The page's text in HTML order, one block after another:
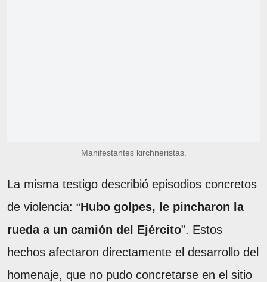
Manifestantes kirchneristas.
La misma testigo describió episodios concretos
de violencia: “Hubo golpes, le pincharon la
rueda a un camión del Ejército”. Estos
hechos afectaron directamente el desarrollo del
homenaje, que no pudo concretarse en el sitio